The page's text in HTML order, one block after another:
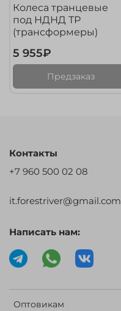
Колеса транцевые
под НДНД ТР
(трансформеры)
5 955₽
Предзаказ
Оптовикам
Контакты
+7 960 500 02 08
it.forestriver@gmail.com
Написать нам: